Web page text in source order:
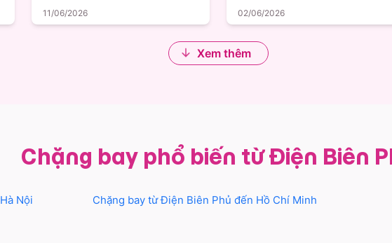
11/06/2026 02/06/2026
Xem thêm
Chặng bay phổ biến từ Điện Biên
Hà Nội Chặng bay từĐiện Biên Phủ đến Hồ Chí Minh